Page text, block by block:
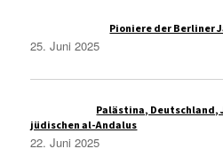
Pioniere der Berliner
25. Juni 2025
Palästina, Deutschland,
jüdischen al-Andalus
22. Juni 2025